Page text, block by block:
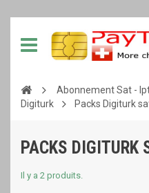
Abonnement Sat -
Digiturk
Packs Digiturk
PACKS DIGITURK
Il y a 2 produits.